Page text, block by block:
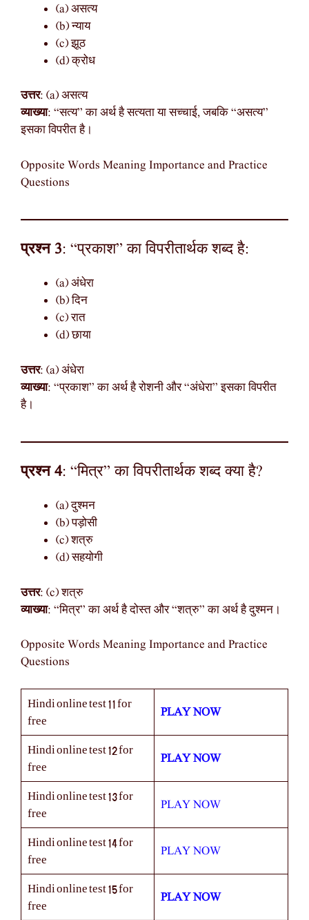
(a) असत्य
(b) न्याय
(c) झूठ
(d) क्रोध
उत्तर: (a) असत्य
व्याख्या: “सत्य” का अर्थ है सत्यता या सच्चाई, जबकि “असत्य”
इसका विपरीत है।
Opposite Words Meaning Importance and Practice
Questions
प्रश्न 3: “प्रकाश” का विपरीतार्थक शब्द है:
(a) अंधेरा
(b) दिन
(c) रात
(d) छाया
उत्तर: (a) अंधेरा
व्याख्या: “प्रकाश” का अर्थ है रोशनी और “अंधेरा” इसका विपरीत
है।
प्रश्न 4: “मित्र” का विपरीतार्थक शब्द क्या है?
(a) दुश्मन
(b) पड़ोसी
(c) शत्रु
(d) सहयोगी
उत्तर: (c) शत्रु
व्याख्या: “मित्र” का अर्थ है दोस्त और “शत्रु” का अर्थ है दुश्मन।
Opposite Words Meaning Importance and Practice
Questions
Hindi online test 11 for
free
PLAY NOW
Hindi online test 12 for
free
PLAY NOW
Hindi online test 13 for
free
PLAY NOW
Hindi online test 14 for
free
PLAY NOW
Hindi online test 15 for
free
PLAY NOW